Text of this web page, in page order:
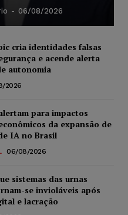
- 06/08/2026
cria identidades falsas
e acende alerta
autonomia
2026
para impactos
da expansão de
IA no Brasil
06/08/2026
sistemas das urnas
se invioláveis após
e lacração